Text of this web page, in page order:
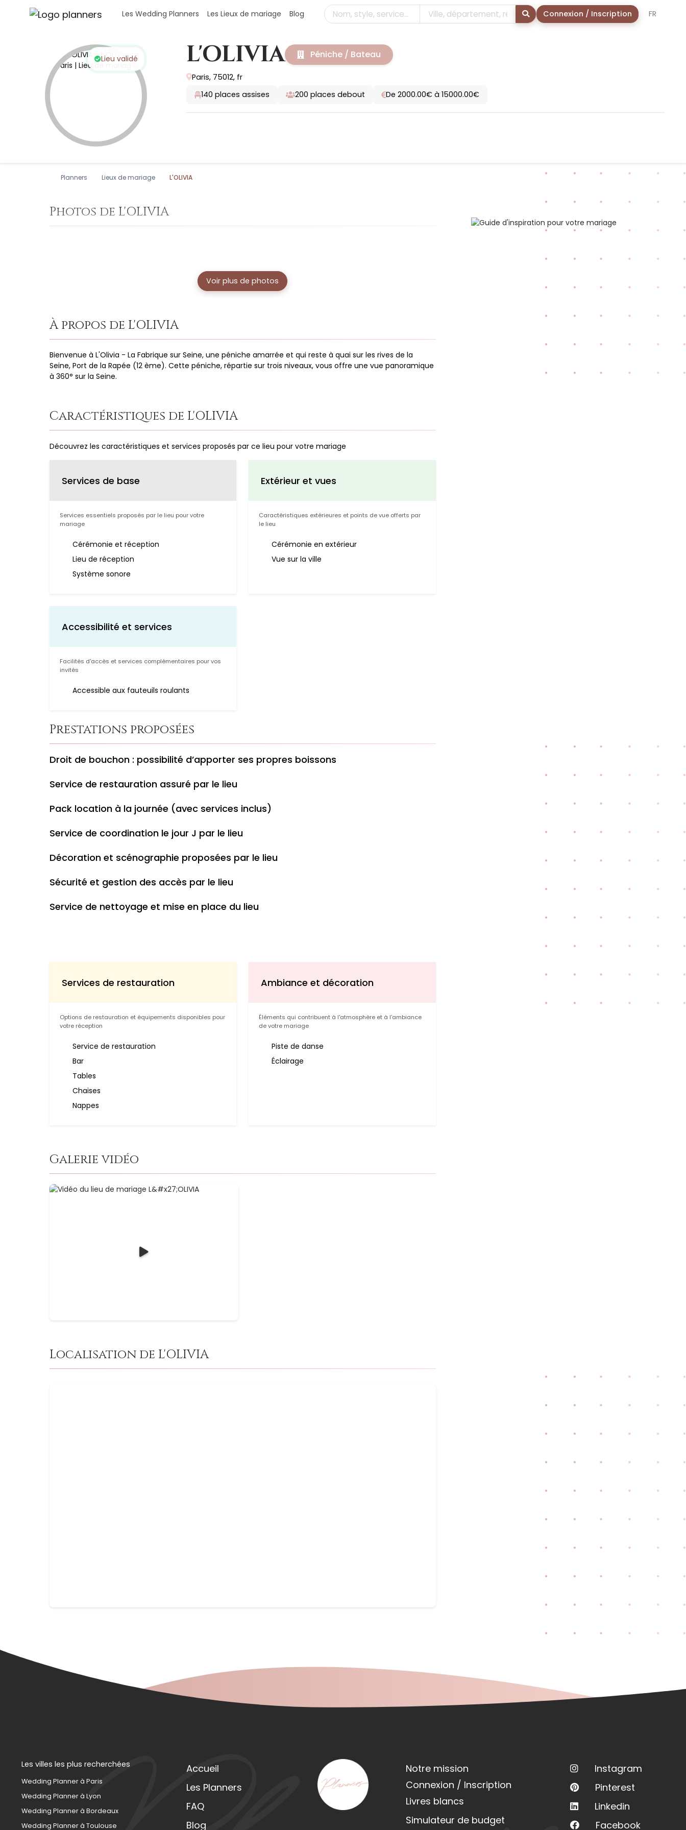
Les Wedding Planners Les Lieux de mariage Blog Rechercher
Connexion / Inscription FR
Lieu validé L'OLIVIA Péniche / Bateau
Paris, 75012, fr
140 places assises 200 places debout De 2000.00€ à 15000.00€
Planners Lieux de mariage L'OLIVIA
Photos de L'OLIVIA
Voir plus de photos
À propos de L'OLIVIA
Bienvenue à L'Olivia - La Fabrique sur Seine, une péniche amarrée et qui reste à quai sur les rives de la
Seine, Port de la Rapée (12 ème). Cette péniche, répartie sur trois niveaux, vous offre une vue panoramique
à 360° sur la Seine.
Caractéristiques de L'OLIVIA
Découvrez les caractéristiques et services proposés par ce lieu pour votre mariage
Services de base
Services essentiels proposés par le lieu pour votre
mariage
Cérémonie et réception
Lieu de réception
Système sonore
Extérieur et vues
Caractéristiques extérieures et points de vue offerts par
le lieu
Cérémonie en extérieur
Vue sur la ville
Accessibilité et services
Facilités d'accès et services complémentaires pour vos
invités
Accessible aux fauteuils roulants
Prestations proposées
Droit de bouchon : possibilité d’apporter ses propres boissons
Service de restauration assuré par le lieu
Pack location à la journée (avec services inclus)
Service de coordination le jour J par le lieu
Décoration et scénographie proposées par le lieu
Sécurité et gestion des accès par le lieu
Service de nettoyage et mise en place du lieu
Services de restauration
Options de restauration et équipements disponibles pour
votre réception
Service de restauration
Bar
Tables
Chaises
Nappes
Ambiance et décoration
Éléments qui contribuent à l'atmosphère et à l'ambiance
de votre mariage
Piste de danse
Éclairage
Galerie vidéo
Localisation de L'OLIVIA
Les villes les plus recherchées
Wedding Planner à Paris
Wedding Planner à Lyon
Wedding Planner à Bordeaux
Wedding Planner à Toulouse
Accueil
Les Planners
FAQ
Blog
Notre mission
Connexion / Inscription
Livres blancs
Simulateur de budget
Instagram
Pinterest
Linkedin
Facebook
Panneau de gestion des cookies